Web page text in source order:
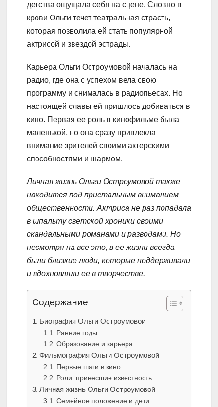
детства ощущала себя на сцене. Словно в
крови Ольги течет театральная страсть,
которая позволила ей стать популярной
актрисой и звездой эстрады.
Карьера Ольги Остроумовой началась на
радио, где она с успехом вела свою
программу и снималась в радиопьесах. Но
настоящей славы ей пришлось добиваться в
кино. Первая ее роль в кинофильме была
маленькой, но она сразу привлекла
внимание зрителей своими актерскими
способностями и шармом.
Личная жизнь Ольги Остроумовой также
находится под пристальным вниманием
общественности. Актриса не раз попадала
в шпальту светской хроники своими
скандальными романами и разводами. Но
несмотря на все это, в ее жизни всегда
были близкие люди, которые поддерживали
и вдохновляли ее в творчестве.
Содержание
Биография Ольги Остроумовой
Ранние годы
Образование и карьера
Фильмография Ольги Остроумовой
Первые шаги в кино
Роли, принесшие известность
Личная жизнь Ольги Остроумовой
Семейное положение и дети